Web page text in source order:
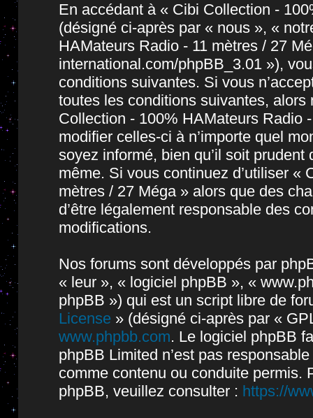
En accédant à « Cibi Collection -
(désigné ci-après par « nous », «
HAMateurs Radio - 11 mètres / 27
international.com/phpBB_3.01 »),
conditions suivantes. Si vous
toutes les conditions suivantes, alors
Collection - 100% HAMateurs Radio
modifier celles-ci à n’importe quel
soyez informé, bien qu’il soit
même. Si vous continuez d’utiliser «
mètres / 27 Méga » alors que des
d’être légalement responsable des
modifications.
Nos forums sont développés par
« leur », « logiciel phpBB », «
phpBB ») qui est un script libre de
License » (désigné ci-après par «
www.phpbb.com. Le logiciel phpBB
phpBB Limited n’est pas
comme contenu ou conduite permis.
phpBB, veuillez consulter : https://